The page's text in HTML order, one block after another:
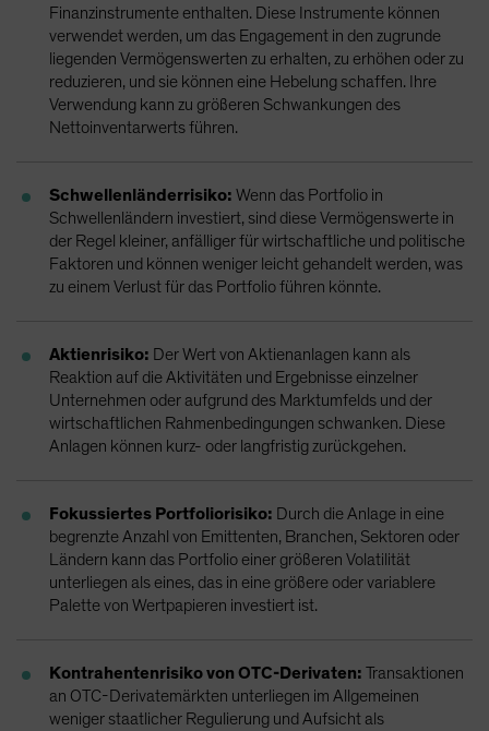
Finanzinstrumente enthalten. Diese Instrumente können
verwendet werden, um das Engagement in den zugrunde
liegenden Vermögenswerten zu erhalten, zu erhöhen oder zu
reduzieren, und sie können eine Hebelung schaffen. Ihre
Verwendung kann zu größeren Schwankungen des
Nettoinventarwerts führen.
Schwellenländerrisiko: Wenn das Portfolio in
Schwellenländern investiert, sind diese Vermögenswerte in
der Regel kleiner, anfälliger für wirtschaftliche und politische
Faktoren und können weniger leicht gehandelt werden, was
zu einem Verlust für das Portfolio führen könnte.
Aktienrisiko: Der Wert von Aktienanlagen kann als
Reaktion auf die Aktivitäten und Ergebnisse einzelner
Unternehmen oder aufgrund des Marktumfelds und der
wirtschaftlichen Rahmenbedingungen schwanken. Diese
Anlagen können kurz- oder langfristig zurückgehen.
Fokussiertes Portfoliorisiko: Durch die Anlage in eine
begrenzte Anzahl von Emittenten, Branchen, Sektoren oder
Ländern kann das Portfolio einer größeren Volatilität
unterliegen als eines, das in eine größere oder variablere
Palette von Wertpapieren investiert ist.
Kontrahentenrisiko von OTC-Derivaten: Transaktionen
an OTC-Derivatemärkten unterliegen im Allgemeinen
weniger staatlicher Regulierung und Aufsicht als